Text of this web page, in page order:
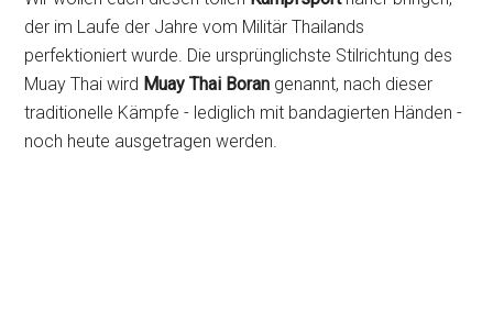
der im Laufe der Jahre vom Militär Thailands
perfektioniert wurde. Die ursprünglichste Stilrichtung des
Muay Thai wird Muay Thai Boran genannt, nach dieser
traditionelle Kämpfe - lediglich mit bandagierten Händen -
noch heute ausgetragen werden.